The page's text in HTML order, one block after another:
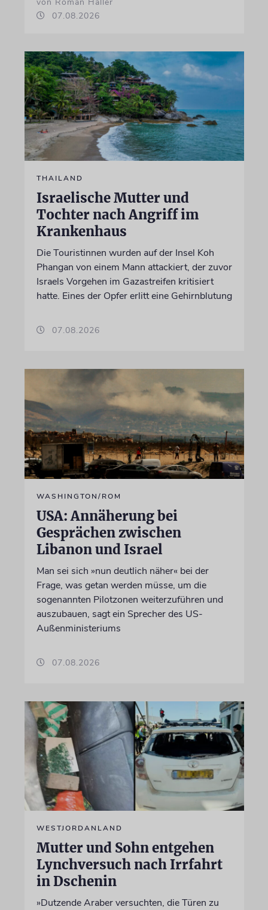
07.08.2026
THAILAND
Israelische Mutter und
Tochter nach Angriff im
Krankenhaus
Die Touristinnen wurden auf der Insel Koh
Phangan von einem Mann attackiert, der zuvor
Israels Vorgehen im Gazastreifen kritisiert
hatte. Eines der Opfer erlitt eine Gehirnblutung
07.08.2026
WASHINGTON/ROM
USA: Annäherung bei
Gesprächen zwischen
Libanon und Israel
Man sei sich »nun deutlich näher« bei der
Frage, was getan werden müsse, um die
sogenannten Pilotzonen weiterzuführen und
auszubauen, sagt ein Sprecher des US-
Außenministeriums
07.08.2026
WESTJORDANLAND
Mutter und Sohn entgehen
Lynchversuch nach Irrfahrt
in Dschenin
»Dutzende Araber versuchten, die Türen zu